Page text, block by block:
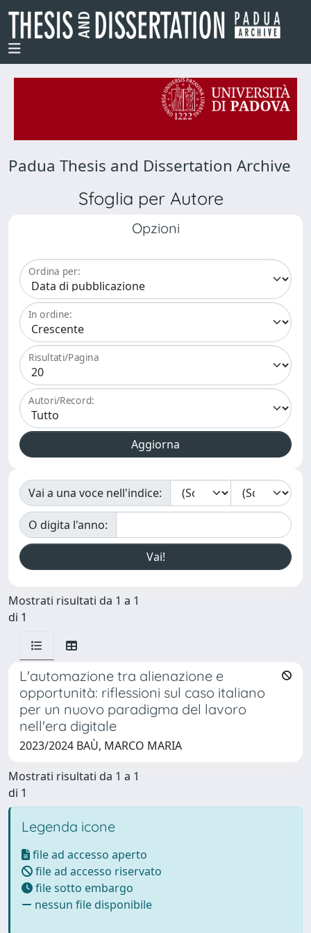
Padua Thesis and Dissertation Archive
Sfoglia per Autore
Opzioni
Ordina per:
In ordine:
Risultati/Pagina
Autori/Record:
Vai a una voce nell'indice:
O digita l'anno:
Mostrati risultati da 1 a 1
di 1
L'automazione tra alienazione e
opportunità: riflessioni sul caso italiano
per un nuovo paradigma del lavoro
nell'era digitale
2023/2024 BAÙ, MARCO MARIA
Mostrati risultati da 1 a 1
di 1
Legenda icone
file ad accesso aperto
file ad accesso riservato
file sotto embargo
nessun file disponibile